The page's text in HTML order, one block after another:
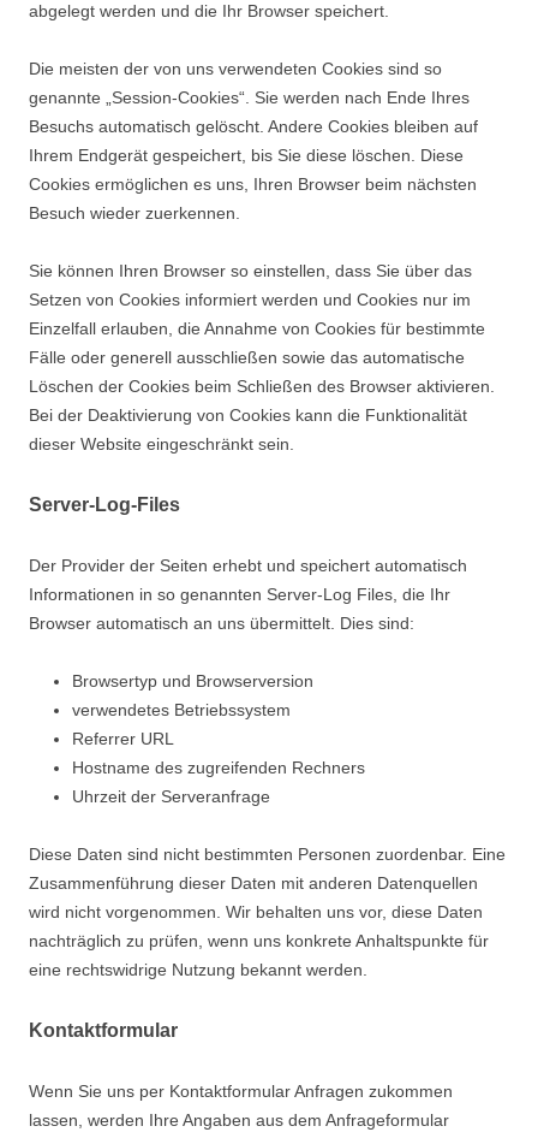
abgelegt werden und die Ihr Browser speichert.
Die meisten der von uns verwendeten Cookies sind so
genannte „Session-Cookies“. Sie werden nach Ende Ihres
Besuchs automatisch gelöscht. Andere Cookies bleiben auf
Ihrem Endgerät gespeichert, bis Sie diese löschen. Diese
Cookies ermöglichen es uns, Ihren Browser beim nächsten
Besuch wieder zuerkennen.
Sie können Ihren Browser so einstellen, dass Sie über das
Setzen von Cookies informiert werden und Cookies nur im
Einzelfall erlauben, die Annahme von Cookies für bestimmte
Fälle oder generell ausschließen sowie das automatische
Löschen der Cookies beim Schließen des Browser aktivieren.
Bei der Deaktivierung von Cookies kann die Funktionalität
dieser Website eingeschränkt sein.
Server-Log-Files
Der Provider der Seiten erhebt und speichert automatisch
Informationen in so genannten Server-Log Files, die Ihr
Browser automatisch an uns übermittelt. Dies sind:
Browsertyp und Browserversion
verwendetes Betriebssystem
Referrer URL
Hostname des zugreifenden Rechners
Uhrzeit der Serveranfrage
Diese Daten sind nicht bestimmten Personen zuordenbar. Eine
Zusammenführung dieser Daten mit anderen Datenquellen
wird nicht vorgenommen. Wir behalten uns vor, diese Daten
nachträglich zu prüfen, wenn uns konkrete Anhaltspunkte für
eine rechtswidrige Nutzung bekannt werden.
Kontaktformular
Wenn Sie uns per Kontaktformular Anfragen zukommen
lassen, werden Ihre Angaben aus dem Anfrageformular